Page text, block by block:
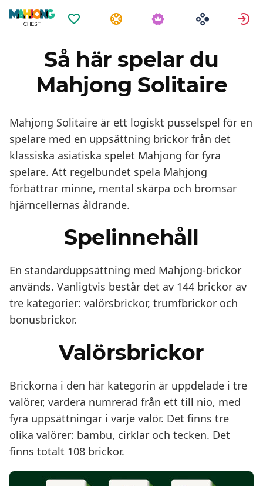
Favoriter Uppgifter
Så här spelar du
Mahjong Solitaire
Mahjong Solitaire är ett logiskt pusselspel för en
spelare med en uppsättning brickor från det
klassiska asiatiska spelet Mahjong för fyra
spelare. Att regelbundet spela Mahjong
förbättrar minne, mental skärpa och bromsar
hjärncellernas åldrande.
Spelinnehåll
En standarduppsättning med Mahjong-brickor
används. Vanligtvis består det av 144 brickor av
tre kategorier: valörsbrickor, trumfbrickor och
bonusbrickor.
Valörsbrickor
Brickorna i den här kategorin är uppdelade i tre
valörer, vardera numrerad från ett till nio, med
fyra uppsättningar i varje valör. Det finns tre
olika valörer: bambu, cirklar och tecken. Det
finns totalt 108 brickor.